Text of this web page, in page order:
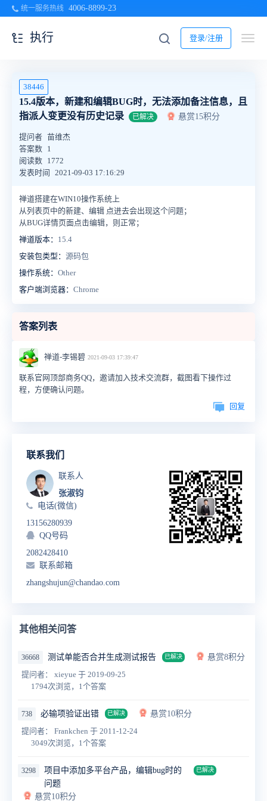
统一服务热线 4006-8899-23
登录/注册
执行
38446
15.4版本，新建和编辑BUG时，无法添加备注信息，且
指派人变更没有历史记录
已解决 悬赏15积分
提问者 苗维杰
答案数 1
阅读数 1772
发表时间
2021-09-03 17:16:29
禅道搭建在WIN10操作系统上
从列表页中的新建、编辑 点进去会出现这个问题；
从BUG详情页面点击编辑，则正常；
禅道版本： 15.4
安装包类型： 源码包
操作系统： Other
客户端浏览器： Chrome
答案列表
禅道-李锡碧 2021-09-03 17:39:47
联系官网顶部商务QQ，邀请加入技术交流群，截图看下操作过
程，方便确认问题。
回复
联系我们
联系人
张淑钧
电话(微信)
13156280939
QQ号码
2082428410
联系邮箱
zhangshujun@chandao.com
其他相关问答
36668 测试单能否合并生成测试报告 已解决
悬赏8积分
提问者： xieyue 于 2019-09-25
1794次浏览，1个答案
738 必输项验证出错 已解决
悬赏10积分
提问者： Frankchen 于 2011-12-24
3049次浏览，1个答案
3298
项目中添加多平台产品，编辑bug时的
问题
已解决
悬赏10积分